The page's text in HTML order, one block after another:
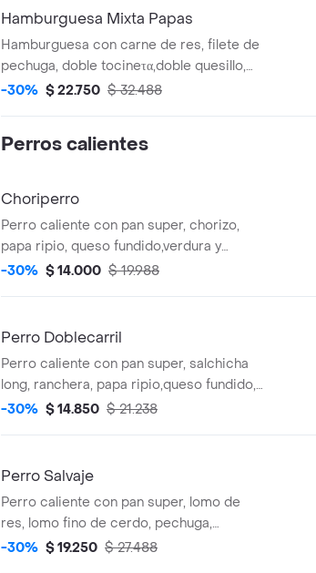
Hamburguesa Mixta Papas
Hamburguesa con carne de res, filete de
pechuga, doble tocineτα,doble quesillo,
lechuga, tomate, cebolla, salsas.
-30% $ 22.750 $ 32.488
Perros calientes
Choriperro
Perro caliente con pan super, chorizo,
papa ripio, queso fundido,verdura y
salsas.
-30% $ 14.000 $ 19.988
Perro Doblecarril
Perro caliente con pan super, salchicha
long, ranchera, papa ripio,queso fundido,
verdura y salsas.
-30% $ 14.850 $ 21.238
Perro Salvaje
Perro caliente con pan super, lomo de
res, lomo fino de cerdo, pechuga,
ranchera,chorizo, butifarra, queso
-30% $ 19.250 $ 27.488